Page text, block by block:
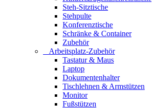
Steh-Sitztische
Stehpulte
Konferenztische
Schränke & Container
Zubehör
Arbeitsplatz-Zubehör
Tastatur & Maus
Laptop
Dokumentenhalter
Tischlehnen & Armstützen
Monitor
Fußstützen